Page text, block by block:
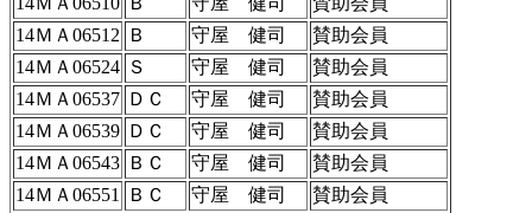
14ＭＡ06512
Ｂ 守屋 健司
賛助会員
14ＭＡ06524 Ｓ 守屋 健司
賛助会員
14ＭＡ06537 ＤＣ 守屋 健司
賛助会員
14ＭＡ06539 ＤＣ 守屋 健司
賛助会員
14ＭＡ06543 ＢＣ 守屋 健司
賛助会員
14ＭＡ06551
ＢＣ 守屋 健司
賛助会員